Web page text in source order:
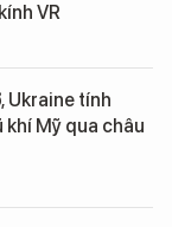
VR
Ukraine tính
khí Mỹ qua châu